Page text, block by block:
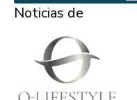
Noticias de